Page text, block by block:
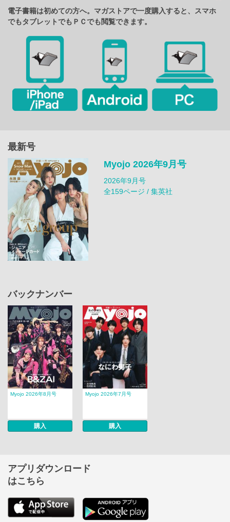
電子書籍は初めての方へ。マガストアで一度購入すると、スマホ
でもタブレットでもＰＣでも閲覧できます。
最新号
Myojo 2026年9月号
2026年9月号
全159ページ / 集英社
バックナンバー
Myojo 2026年8月号
購入
Myojo 2026年7月号
購入
アプリダウンロード
はこちら